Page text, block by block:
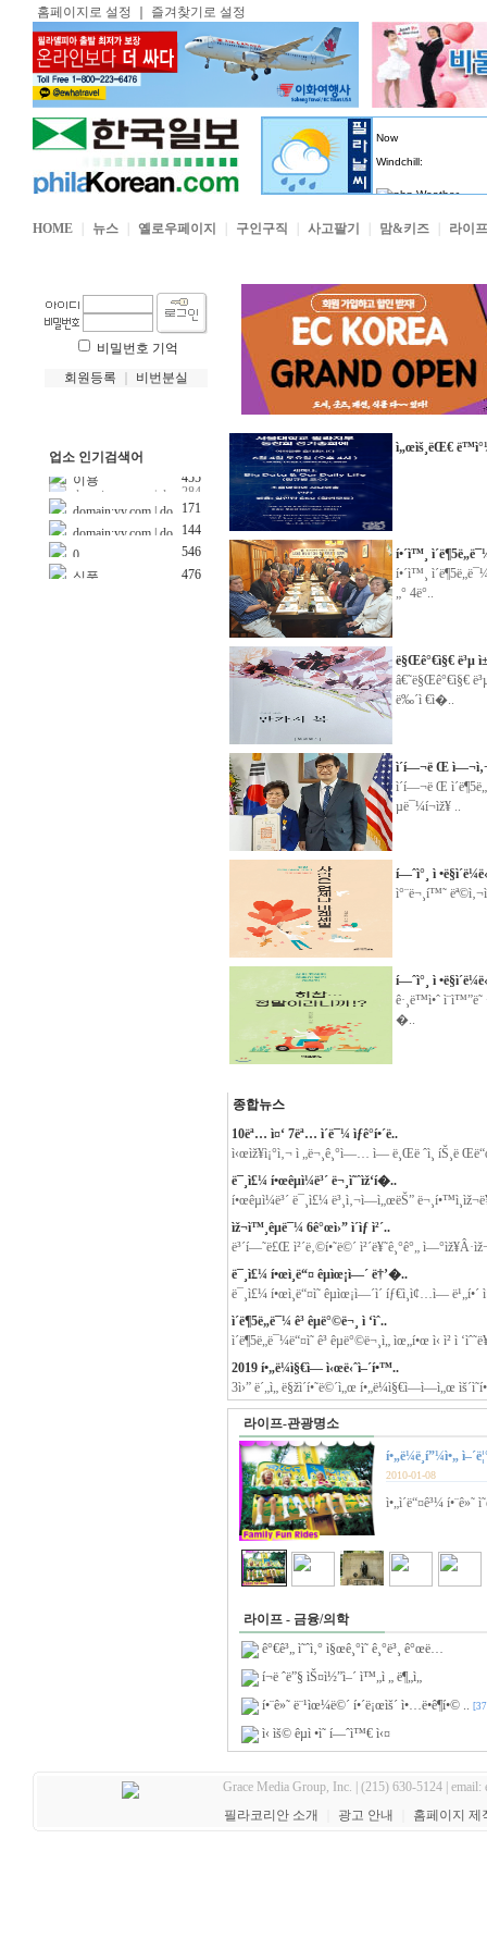
홈페이지로 설정 즐겨찾기로 설정
HOME 뉴스 옐로우페이지 구인구직 사고팔기 맘&키즈 라이
비밀번호 기억
회원등록
비번분실
업소 인기검색어
이용
455
이용
455
간판
420
main:y ???..
171
08
보험
420
domain:yy.com | do
main:z ???..
144
69
크래딧
413
0 546
식품 476
ì„œìš¸ëŒ€
í•´ì™¸
í•´ì™¸
„° 4ë°..
ë§Œê°€ì§€ ë³µ
â€˜ë§Œê°€ì§€
ë‰´ì €ì�..
ì´í—¬ë Œ
ì´í—¬ë Œ
µ­ë¯¼í¬ìž¥ ..
í—ˆì°¸ ì
ì°¨ë¬¸í™˜
í—ˆì°¸ ì
ê·¸ë™ì•ˆ
�..
종합뉴스
10ëª… ì¤‘ 7ëª… ì´ë¯¼ ìƒê°í•´ë..
ì‹œìž¥ì¡°ì‚¬ ì „ë¬¸ê¸°ì—… ì— ë¸Œë ˆì¸ íŠ¸ë
ë¯¸ì£¼ í•œêµ­ì¼ë³´ ë¬¸ì˜ˆìž‘í�..
í•œêµ­ì¼ë³´ ë¯¸ì£¼ ë³¸ì‚¬ì—ì„œëŠ”
ìž¬ì™¸êµ­ë¯¼ 6ê°œì›” ì´ìƒ ì²´..
ë³´í—˜ë£Œ ì²´ë‚©í•˜ë©´ ì²´ë¥˜ê¸°ê°„
ë¯¸ì£¼ í•œì¸ë“¤ êµìœ¡ì—´ ë†’�..
ë¯¸ì£¼ í•œì¸ë“¤ì˜ êµìœ¡ì—´ì´ íƒ€ì¸ì¢…ì—
ì´ë¶5ë„ë¯¼ ê³ êµ­ë°©ë¬¸ ì ‘ìˆ..
ì´ë¶5ë„ë¯¼ë“¤ì˜ ê³ êµ­ë°©ë¬¸ì„ ìœ„í•œ ì‹ ì²­ ì
2019 í•„ë¼ì§€ì—­ ì‹œë‹ˆì–´í•™..
3ì›” ë´„ì„ ë§žì´í•˜ë©´ì„œ í•„ë¼ì§€ì—­ì—ì„œ
라이프-관광명소
í•„ë¼ë¸í”¼ì•„
2010-01-08
ì•„ì´ë“¤ê³¼ í•¨ê»˜
라이프 - 금융/의학
ê°€ê³„ ì˜ˆì‚° ì§œê¸°ì˜ ê¸°ë³¸ ê°œë…
í¬ë ˆë”§ ìŠ¤ì½”ì–´ ì™„ì „ ë¶„ì„
í•¨ê»˜ ë¨¹ìœ¼ë©´ í•´ë¡œìš´ ì•…ë•ê¶í•© ..
ì‹ ìš© êµì •ì˜ í—ˆì™€ ì‹¤
Grace Media Group, Inc. | (215) 630-5124 | email:
필라코리안 소개
광고 안내 홈페이지 제